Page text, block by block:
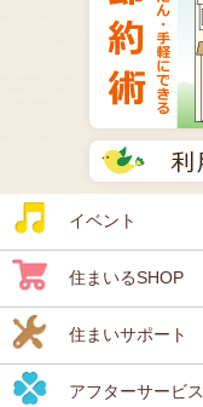
イベント
住まいるSHOP
住まいサポート
アフターサービス